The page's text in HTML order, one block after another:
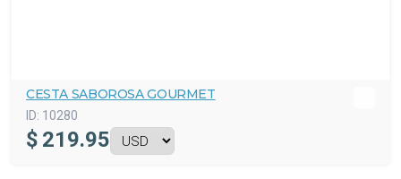
CESTA SABOROSA GOURMET
ID: 10280
$ 219.95